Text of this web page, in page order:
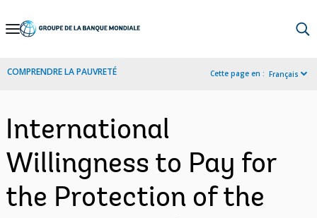
Skip
Navigation
COMPRENDRE LA PAUVRETÉ Cette page en : Français
International
Willingness to Pay for
the Protection of the